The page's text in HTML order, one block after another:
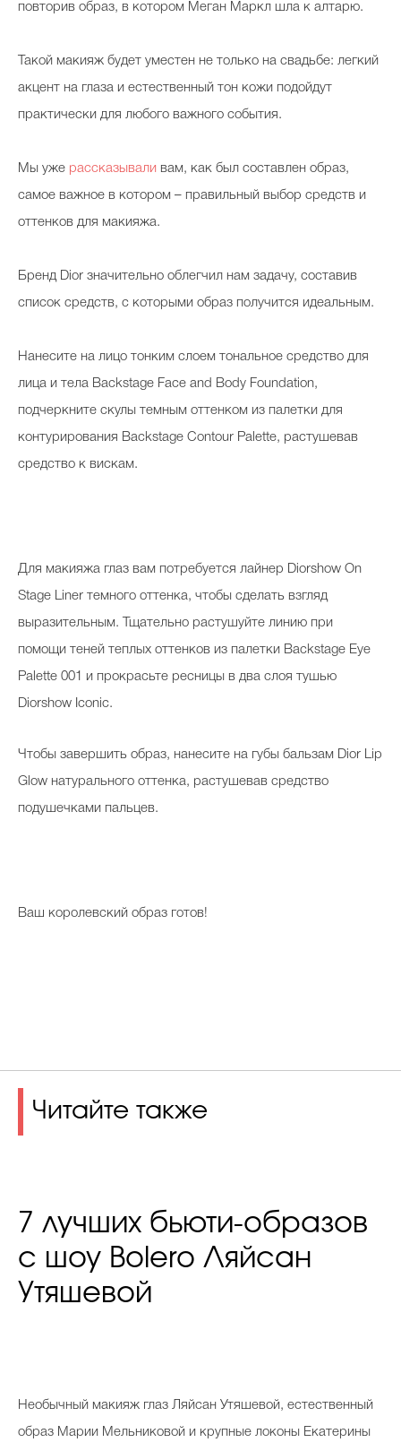
повторив образ, в котором Меган Маркл шла к алтарю.
Такой макияж будет уместен не только на свадьбе: легкий
акцент на глаза и естественный тон кожи подойдут
практически для любого важного события.
Мы уже рассказывали вам, как был составлен образ,
самое важное в котором – правильный выбор средств и
оттенков для макияжа.
Бренд Dior значительно облегчил нам задачу, составив
список средств, с которыми образ получится идеальным.
Нанесите на лицо тонким слоем тональное средство для
лица и тела Backstage Face and Body Foundation,
подчеркните скулы темным оттенком из палетки для
контурирования Backstage Contour Palette, растушевав
средство к вискам.
Для макияжа глаз вам потребуется лайнер Diorshow On
Stage Liner темного оттенка, чтобы сделать взгляд
выразительным. Тщательно растушуйте линию при
помощи теней теплых оттенков из палетки Backstage Eye
Palette 001 и прокрасьте ресницы в два слоя тушью
Diorshow Iconic.
Чтобы завершить образ, нанесите на губы бальзам Dior Lip
Glow натурального оттенка, растушевав средство
подушечками пальцев.
Ваш королевский образ готов!
Читайте также
7 лучших бьюти-образов
с шоу Bolero Ляйсан
Утяшевой
Необычный макияж глаз Ляйсан Утяшевой, естественный
образ Марии Мельниковой и крупные локоны Екатерины